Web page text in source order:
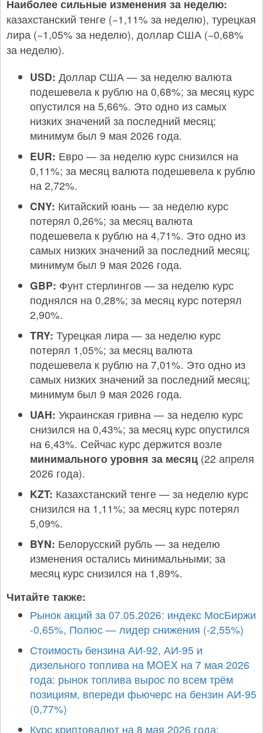
Наиболее сильные изменения за неделю:
казахстанский тенге (−1,11% за неделю), турецкая
лира (−1,05% за неделю), доллар США (−0,68%
за неделю).
USD: Доллар США — за неделю валюта
подешевела к рублю на 0,68%; за месяц курс
опустился на 5,66%. Это одно из самых
низких значений за последний месяц;
минимум был 9 мая 2026 года.
EUR: Евро — за неделю курс снизился на
0,11%; за месяц валюта подешевела к рублю
на 2,72%.
CNY: Китайский юань — за неделю курс
потерял 0,26%; за месяц валюта
подешевела к рублю на 4,71%. Это одно из
самых низких значений за последний месяц;
минимум был 9 мая 2026 года.
GBP: Фунт стерлингов — за неделю курс
поднялся на 0,28%; за месяц курс потерял
2,90%.
TRY: Турецкая лира — за неделю курс
потерял 1,05%; за месяц валюта
подешевела к рублю на 7,01%. Это одно из
самых низких значений за последний месяц;
минимум был 9 мая 2026 года.
UAH: Украинская гривна — за неделю курс
снизился на 0,43%; за месяц курс опустился
на 6,43%. Сейчас курс держится возле
минимального уровня за месяц (22 апреля
2026 года).
KZT: Казахстанский тенге — за неделю курс
снизился на 1,11%; за месяц курс потерял
5,09%.
BYN: Белорусский рубль — за неделю
изменения остались минимальными; за
месяц курс снизился на 1,89%.
Читайте также:
Рынок акций за 07.05.2026: индекс МосБиржи
-0,65%, Полюс — лидер снижения (-2,55%)
Стоимость бензина АИ-92, АИ-95 и
дизельного топлива на MOEX на 7 мая 2026
года: рынок топлива вырос по всем трём
позициям, впереди фьючерс на бензин АИ-95
(0,77%)
Курс криптовалют на 8 мая 2026 года: